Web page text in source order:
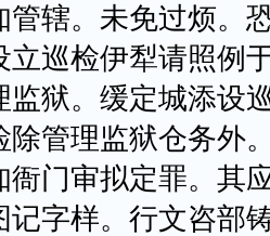
管辖。未免过烦。
立巡检伊犁请照例
监狱。缓定城添设
除管理监狱仓务外
衙门审拟定罪。其
记字样。行文咨部